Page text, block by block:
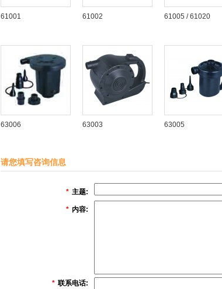
61001 61002 61005 / 61020
63006 63003 63005
请您填写咨询信息
* 主题:
* 内容:
* 联系电话: